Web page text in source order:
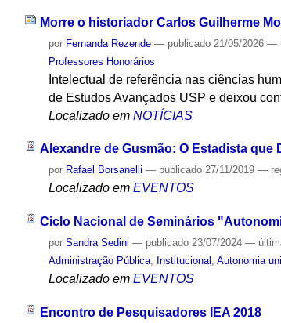
Morre o historiador Carlos Guilherme
por Fernanda Rezende — publicado 21/05/2026—
Professores Honorários
Intelectual de referência nas ciências
de Estudos Avançados USP e deixou
Localizado em NOTÍCIAS
Alexandre de Gusmão: O Estadista que
por Rafael Borsanelli — publicado 27/11/2019—
Localizado em EVENTOS
Ciclo Nacional de Seminários
porSandra Sedini — publicado 23/07/2024—
Administração Pública
Institucional ,Autonomia
Localizado em EVENTOS
Encontro de Pesquisadores IEA 2018